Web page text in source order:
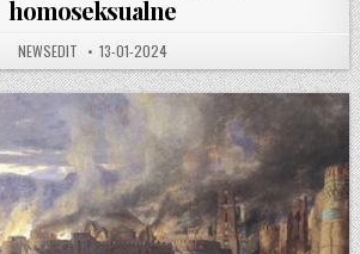
homoseksualne
AUTHOR:
NEWSEDIT PUBLISHED DATE:
13-01-2024